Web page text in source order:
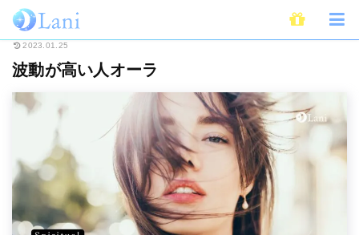
ホーム スピリチュアル
2023.01.25
波動が高い人オーラ